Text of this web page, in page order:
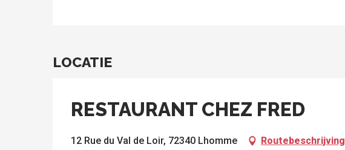
LOCATIE
RESTAURANT CHEZ FRED
12 Rue du Val de Loir, 72340 Lhomme Routebeschrijving